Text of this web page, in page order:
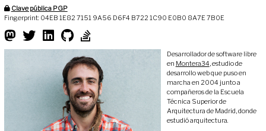
Clave pública PGP
Fingerprint: 04EB 1E82 7151 9A56 D6F4 B722 1C90 E0B0 8A7E 7B0E
Desarrollador de software libre
en Montera34 , estudio de
desarrollo web que puso en
marcha en 2004 junto a
compañeros de la Escuela
Técnica Superior de
Arquitectura de Madrid, donde
estudió arquitectura.